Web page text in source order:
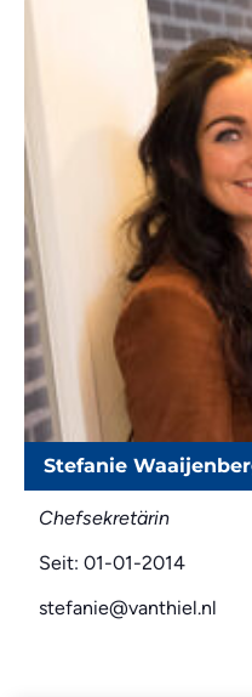
Stefanie
Chefsekretärin
Seit: 01-01-2014
stefanie@vanthiel.nl